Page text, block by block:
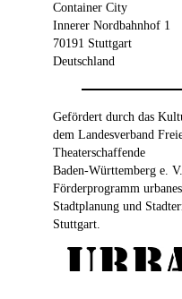
Container City
Innerer Nordbahnhof 1
70191 Stuttgart
Deutschland
Gefördert durch das
dem Landesverband
Theaterschaffende
Baden-Württemberg e.
Förderprogramm
Stadtplanung und
Stuttgart.